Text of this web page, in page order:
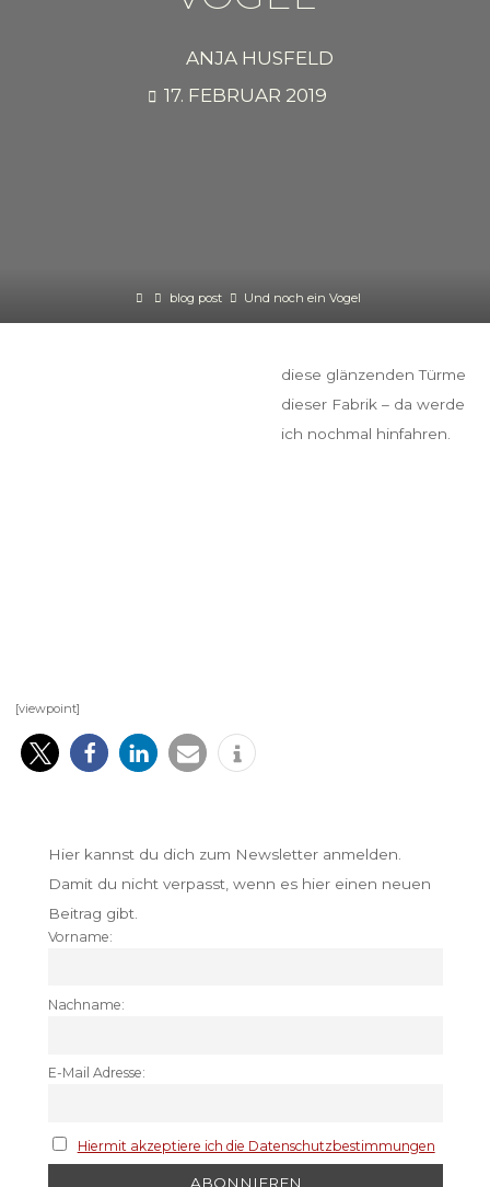
ANJA HUSFELD
17. FEBRUAR 2019
Homeblog post Und noch ein Vogel
[viewpoint]
diese glänzenden Türme
dieser Fabrik – da werde
ich nochmal hinfahren.
Hier kannst du dich zum Newsletter anmelden.
Damit du nicht verpasst, wenn es hier einen neuen
Beitrag gibt.
Vorname:
Nachname:
E-Mail Adresse:
Hiermit akzeptiere ich die Datenschutzbestimmungen